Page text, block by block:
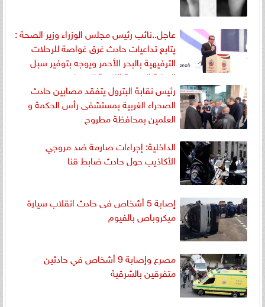
عاجل..نائب رئيس مجلس الوزراء وزير الصحة :
يتابع تداعيات حادث غرق غواصة للرحلات
الترفيهية بالبحر الأحمر ويوجه بتوفير سبل
الرعاية الصحية اللازمة للمصابين
رئيس نقابة البترول يتفقد مصابين حادث
الصحراء الغربية بمستشفى رأس الحكمة و
العلمين بمحافظة مطروح
الداخلية: إجراءات صارمة ضد مروجي
الأكاذيب حول حادث ضابط قنا
إصابة 5 أشخاص فى حادث انقلاب سيارة
ميكروباص بالفيوم
مصرع وإصابة 9 أشخاص في حادثين
متفرقين بالشرقية